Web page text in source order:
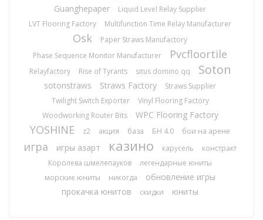
Guanghepaper
Liquid Level Relay Supplier
LVT Flooring Factory
Multifunction Time Relay Manufacturer
Osk
Paper Straws Manufactory
Phase Sequence Monitor Manufacturer
Pvcfloortile
Relayfactory Rise of Tyrants situs domino qq Soton
sotonstraws Straws Factory
Straws Supplier
Twilight Switch Exporter
Vinyl Flooring Factory
Woodworking Router Bits
WPC Flooring Factory
YOSHINE z2 акция база БН 4.0 бои на арене
игра игры азарт казино карусель
констракт
Королева шмелепауков
легендарные юниты
морские юниты
никогда
обновление игры
прокачка юнитов
скидки юниты